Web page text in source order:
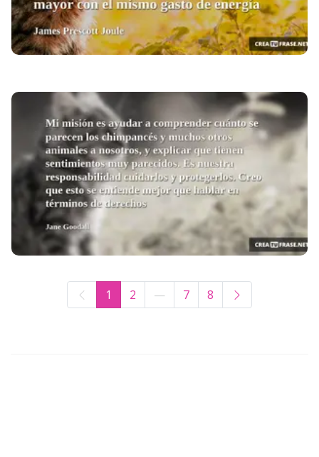
1 2 — 7 8